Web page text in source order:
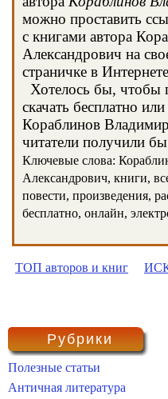
можно проставить
с книгами автора
Александрович на
страничке в
Хотелось бы, чтобы
скачать бесплатно
Кораблинов
читатели получили
Ключевые слова:
Александрович, книги,
повести, произведения,
бесплатно, онлайн,
ТОП авторов и книг
Рубрики
Полезные статьи
Античная литература